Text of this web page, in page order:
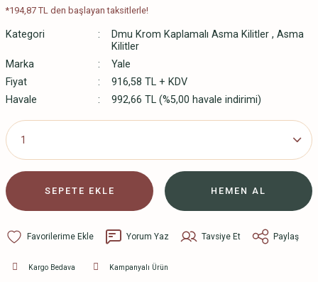
*194,87 TL den başlayan taksitlerle!
Kategori Dmu Krom Kaplamalı Asma Kilitler , Asma
Kilitler
Marka
Yale
Fiyat
916,58 TL + KDV
Havale
992,66 TL (%5,00 havale indirimi)
SEPETE EKLE HEMEN AL
Yorum Yaz Tavsiye Et Paylaş
Kargo Bedava Kampanyalı Ürün